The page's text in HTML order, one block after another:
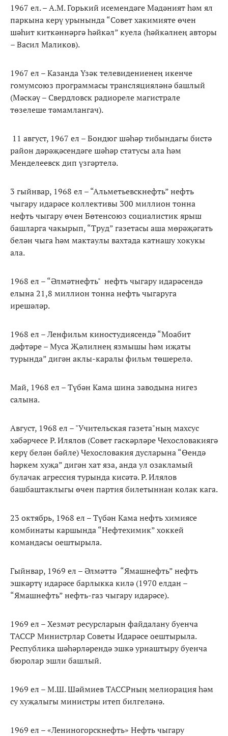
1967 ел. – А.М. Горький исемендәге Мәдәният һәм ял
паркына керү урынында “Совет хакимияте өчен
шәһит киткәннәргә һәйкәл” куела (һәйкәлнең авторы
– Васил Маликов).
1967 ел – Казанда Үзәк телевидениенең икенче
гомумсоюз программасы трансляцияләнә башлый
(Мәскәү – Свердловск радиореле магистрале
төзелеше тәмамлангач).
11 август, 1967 ел – Бондюг шәһәр тибындагы бистә
район дәрәҗәсендәге шәһәр статусы ала һәм
Менделеевск дип үзгәртелә.
3 гыйнвар, 1968 ел – “Альметьевскнефть” нефть
чыгару идарәсе коллективы 300 миллион тонна
нефть чыгару өчен Бөтенсоюз социалистик ярыш
башларга чакырып, “Труд” газетасы аша мөрәҗәгать
белән чыга һәм мактаулы вахтада катнашу хокукы
ала.
1968 ел – “Әлмәтнефть" нефть чыгару идарәсендә
елына 21,8 миллион тонна нефть чыгаруга
ирешәләр.
1968 ел – Ленфильм киностудиясендә “Моабит
дәфтәре – Муса Җәлилнең язмышы һәм иҗаты
турында” дигән аклы-каралы фильм төшерелә.
Май, 1968 ел – Түбән Кама шина заводына нигез
салына.
Август, 1968 ел – "Учительская газета"ның махсус
хәбәрчесе Р. Илялов (Совет гаскәрләре Чехословакиягә
керү белән бәйле) Чехословакия дусларына “Өендә
һәркем хуҗа” дигән хат яза, анда ул озакламый
булачак агрессия турында кисәтә. Р. Илялов
башбаштаклыгы өчен партия билетыннан колак кага.
23 октябрь, 1968 ел – Түбән Кама нефть химиясе
комбинаты каршында “Нефтехимик” хоккей
командасы оештырыла.
Гыйнвар, 1969 ел – Әлмәттә “Ямашнефть” нефть
эшкәртү идарәсе барлыкка килә (1970 елдан –
“Ямашнефть” нефть-газ чыгару идарәсе).
1969 ел – Хезмәт ресурсларын файдалану буенча
ТАССР Министрлар Советы Идарәсе оештырыла.
Республика шәһәрләрендә эшкә урнаштыру буенча
бюролар эшли башлый.
1969 ел – М.Ш. Шәймиев ТАССРның мелиорация һәм
су хуҗалыгы министры итеп билгеләнә.
1969 ел – «Лениногорскнефть» Нефть чыгару